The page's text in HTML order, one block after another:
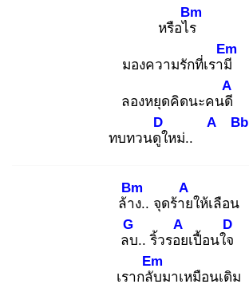
หรือไร
Bm
มองความรักที่เรามี
Em
ลองหยุดคิดนะคนดี
A
ทบทวนดูใ
D
หม่..
A Bb
ล้าง
Bm
.. จุดร้าย
A
ให้เลือน
ลบ
G
.. ริ้วรอย
A
เปื้อนใจ
D
เรากลับ
Em
มาเหมือนเดิม